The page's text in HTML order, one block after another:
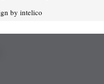
by intelico